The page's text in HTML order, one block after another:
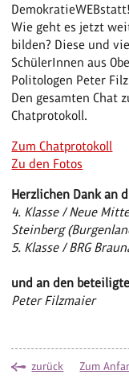
DemokratieWEBstatt!
Wie geht es jetzt
bilden? Diese und
SchülerInnen aus
Politologen Peter
Den gesamten Chat
Chatprotokoll.
Zum Chatprotokoll
Zu den Fotos
Herzlichen Dank an
4. Klasse / Neue
Steinberg
5. Klasse / BRG
und an den
Peter Filzmaier
zurück Zum